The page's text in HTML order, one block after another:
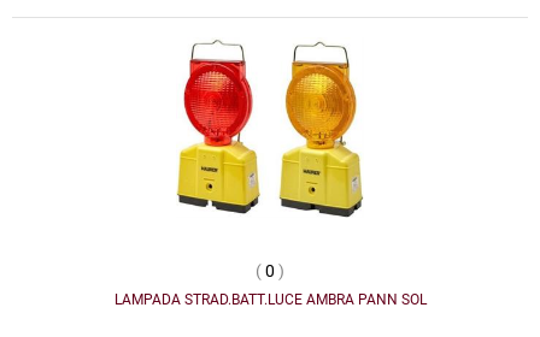
(0 )
LAMPADA STRAD.BATT.LUCE AMBRA PANN SOL